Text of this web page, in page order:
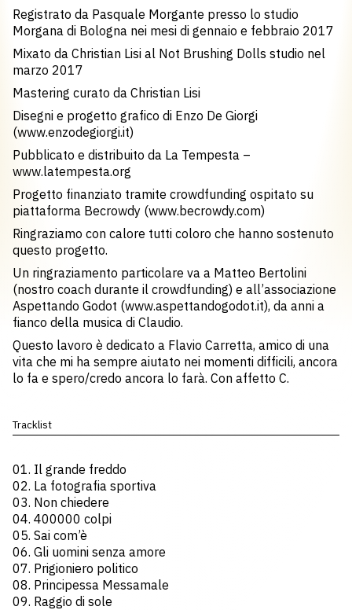
Registrato da Pasquale Morgante presso lo studio
Morgana di Bologna nei mesi di gennaio e febbraio 2017
Mixato da Christian Lisi al Not Brushing Dolls studio nel
marzo 2017
Mastering curato da Christian Lisi
Disegni e progetto grafico di Enzo De Giorgi
(www.enzodegiorgi.it)
Pubblicato e distribuito da La Tempesta –
www.latempesta.org
Progetto finanziato tramite crowdfunding ospitato su
piattaforma Becrowdy (www.becrowdy.com)
Ringraziamo con calore tutti coloro che hanno sostenuto
questo progetto.
Un ringraziamento particolare va a Matteo Bertolini
(nostro coach durante il crowdfunding) e all’associazione
Aspettando Godot (www.aspettandogodot.it), da anni a
fianco della musica di Claudio.
Questo lavoro è dedicato a Flavio Carretta, amico di una
vita che mi ha sempre aiutato nei momenti difficili, ancora
lo fa e spero/credo ancora lo farà. Con affetto C.
Tracklist
01. Il grande freddo
02. La fotografia sportiva
03. Non chiedere
04. 400000 colpi
05. Sai com’è
06. Gli uomini senza amore
07. Prigioniero politico
08. Principessa Messamale
09. Raggio di sole